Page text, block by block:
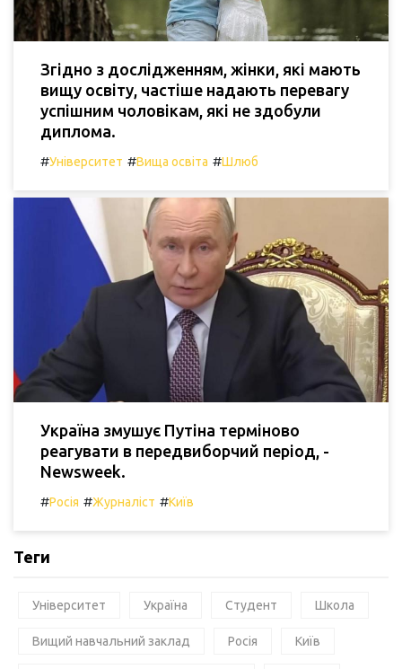
Згідно з дослідженням, жінки, які мають
вищу освіту, частіше надають перевагу
успішним чоловікам, які не здобули
диплома.
#Університет #Вища освіта #Шлюб
Україна змушує Путіна терміново
реагувати в передвиборчий період, -
Newsweek.
#Росія #Журналіст #Київ
Теги
Університет Україна Студент Школа
Вищий навчальний заклад Росія Київ